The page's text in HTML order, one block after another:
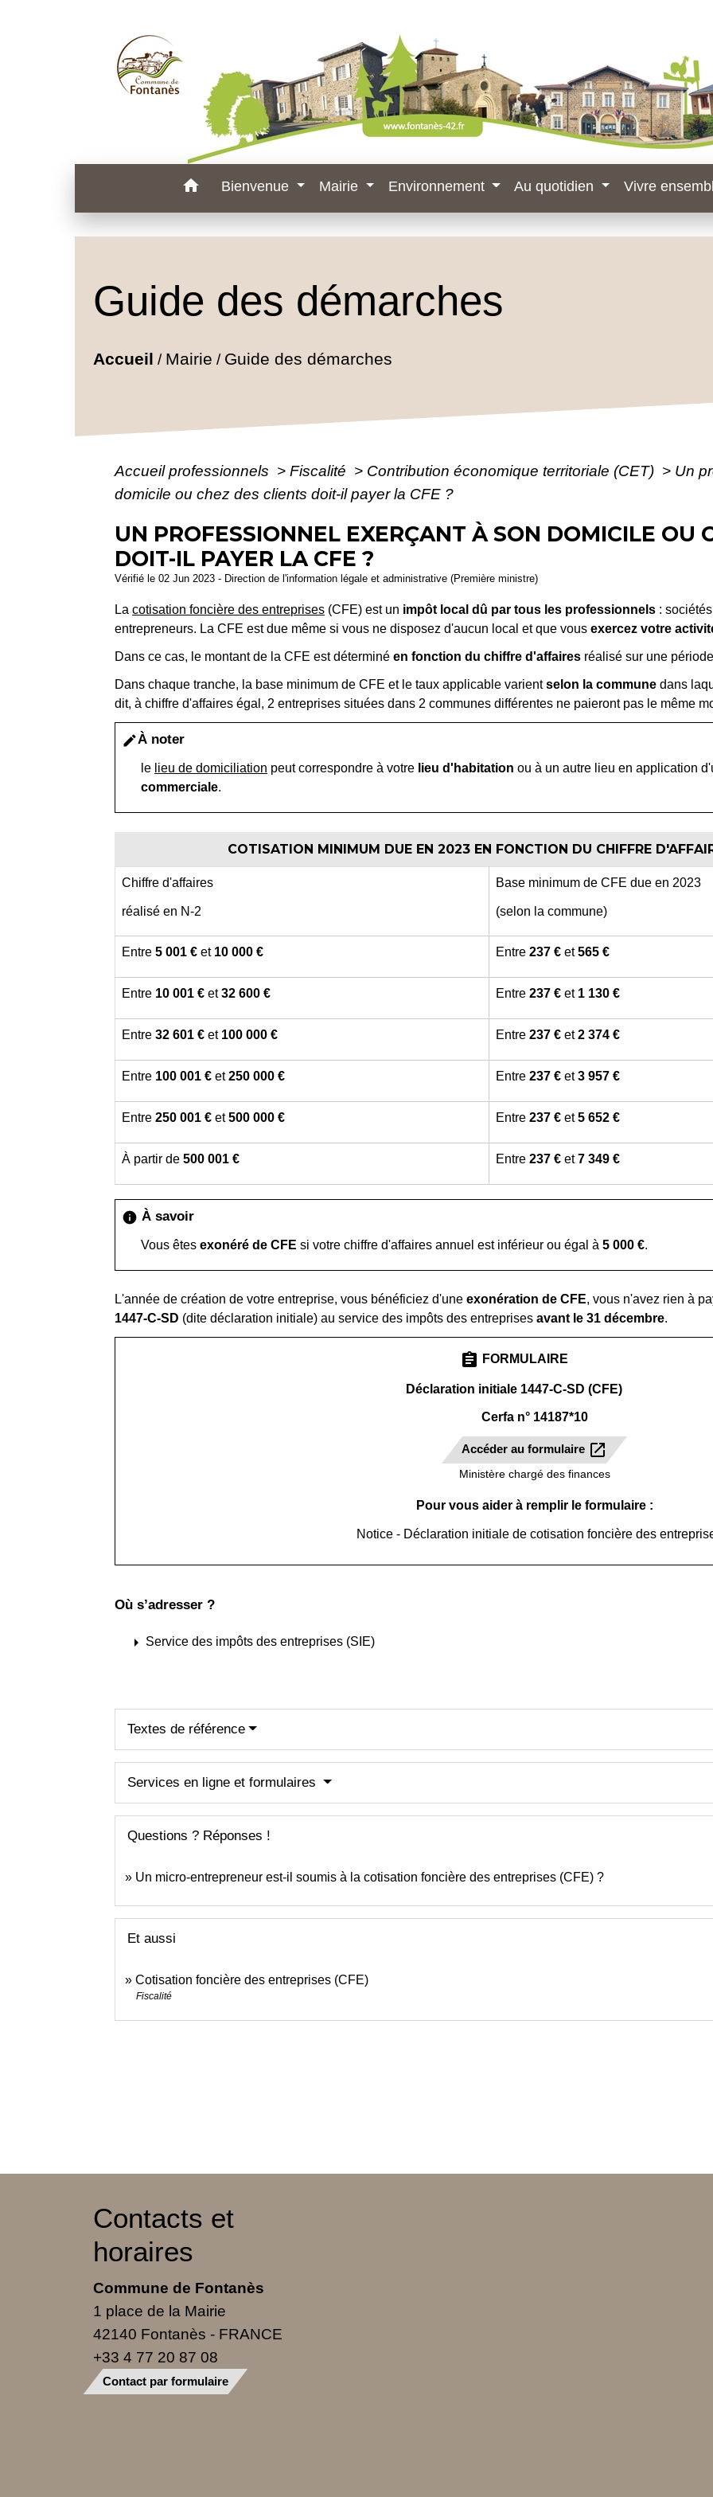
home Bienvenue Mairie Environnement Au quotidien Vivre
Guide des démarches
Accueil / Mairie / Guide des démarches
Accueil professionnels > Fiscalité > Contribution économique territoriale (CET) > Un
domicile ou chez des clients doit-il payer la CFE ?
UN PROFESSIONNEL EXERÇANT À SON DOMICILE OU
DOIT-IL PAYER LA CFE ?
Vérifié le 02 Jun 2023 - Direction de l'information légale et administrative (Première ministre)
Lacotisation foncière des entreprises (CFE) est un impôt local dû par tous les professionnels :
entrepreneurs. La CFE est due même si vous ne disposez d'aucun local et que vousexercez votre
Dans ce cas, le montant de la CFE est déterminéen fonction du chiffre d'affaires réalisé sur une
Dans chaque tranche, la base minimum de CFE et le taux applicable varientselon la commune dans
dit, à chiffre d'affaires égal, 2 entreprises situées dans 2 communes différentes ne paieront pas le même
editÀ noter
le lieu de domiciliation peut correspondre à votre lieu d'habitation ou à un autre lieu en application
commerciale.
COTISATION MINIMUM DUE EN 2023 EN FONCTION DU CHIFFRE
Chiffre d'affaires
réalisé en N-2
Base minimum de CFE due en 2023
(selon la commune)
Entre5 001 € et 10 000 € Entre237 € et565 €
Entre 10 001 € et32 600 € Entre237 € et 1 130 €
Entre32 601 € et 100 000 € Entre237 € et2 374 €
Entre 100 001 € et250 000 € Entre237 € et3 957 €
Entre250 001 € et500 000 € Entre237 € et5 652 €
À partir de500 001 € Entre237 € et7 349 €
info À savoir
Vous êtesexonéré de CFE si votre chiffre d'affaires annuel est inférieur ou égal à5 000 €.
L'année de création de votre entreprise, vous bénéficiez d'uneexonération de CFE, vous n'avez rien à
1447-C-SD (dite déclaration initiale) au service des impôts des entreprisesavant le 31 décembre.
assignment FORMULAIRE
Déclaration initiale 1447-C-SD (CFE)
Cerfa n° 14187*10
Accéder au formulaire open_in_new
Ministère chargé des finances
Pour vous aider à remplir le formulaire :
Notice - Déclaration initiale de cotisation foncière des
Où s’adresser ?
arrow_right Service des impôts des entreprises (SIE)
Textes de référence
Services en ligne et formulaires
Questions ? Réponses !
Un micro-entrepreneur est-il soumis à la cotisation foncière des entreprises (CFE) ?
Et aussi
Cotisation foncière des entreprises (CFE)
Fiscalité
Contacts et
horaires
Commune de Fontanès
1 place de la Mairie
42140 Fontanès - FRANCE
+33 4 77 20 87 08
Contact par formulaire